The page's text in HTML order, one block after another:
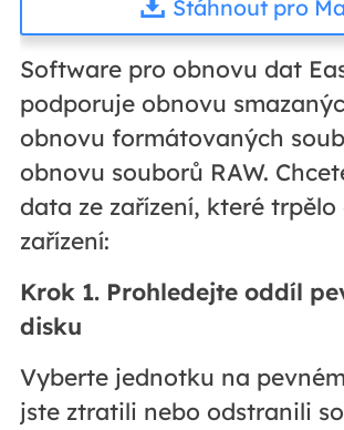
Stáhnout pro
Software pro obnovu dat
podporuje obnovu
obnovu formátovaných
obnovu souborů RAW.
data ze zařízení, které
zařízení:
Krok 1. Prohledejte oddíl
disku
Vyberte jednotku na
jste ztratili nebo odstranili